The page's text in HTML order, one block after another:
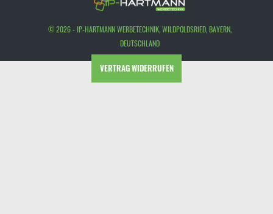
© 2026 - IP-HARTMANN WERBETECHNIK, WILDPOLDSRIED, BAYERN,
DEUTSCHLAND
VERTRAG WIDERRUFEN